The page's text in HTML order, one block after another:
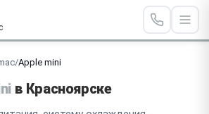
/Apple mini
в Красноярске